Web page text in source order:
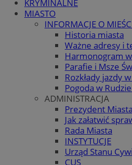
KRYMINALNE
MIASTO
INFORMACJE O
Historia miasta
Ważne adresy i
Harmonogram
Parafie i Msze
Rozkłady jazdy
Pogoda w
ADMINISTRACJA
Prezydent Miasta
Jak załatwić
Rada Miasta
INSTYTUCJE
Urząd Stanu
CUS